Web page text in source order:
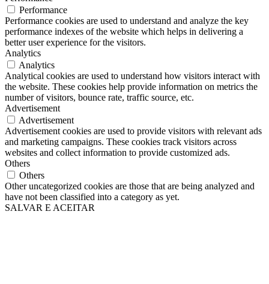
Performance
Performance cookies are used to understand and analyze the key
performance indexes of the website which helps in delivering a
better user experience for the visitors.
Analytics
Analytics
Analytical cookies are used to understand how visitors interact with
the website. These cookies help provide information on metrics the
number of visitors, bounce rate, traffic source, etc.
Advertisement
Advertisement
Advertisement cookies are used to provide visitors with relevant ads
and marketing campaigns. These cookies track visitors across
websites and collect information to provide customized ads.
Others
Others
Other uncategorized cookies are those that are being analyzed and
have not been classified into a category as yet.
SALVAR E ACEITAR